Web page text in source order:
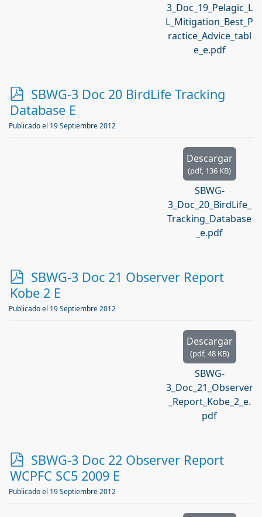
3_Doc_19_Pelagic_L
L_Mitigation_Best_P
ractice_Advice_tabl
e_e.pdf
p
d
f
SBWG-3 Doc 20 BirdLife Tracking
Database E
Publicado el 19 Septiembre 2012
Descargar
(pdf, 136 KB)
SBWG-
3_Doc_20_BirdLife_
Tracking_Database
_e.pdf
p
d
f
SBWG-3 Doc 21 Observer Report
Kobe 2 E
Publicado el 19 Septiembre 2012
Descargar
(pdf,48 KB)
SBWG-
3_Doc_21_Observer
_Report_Kobe_2_e.
pdf
p
d
f
SBWG-3 Doc 22 Observer Report
WCPFC SC5 2009 E
Publicado el 19 Septiembre 2012